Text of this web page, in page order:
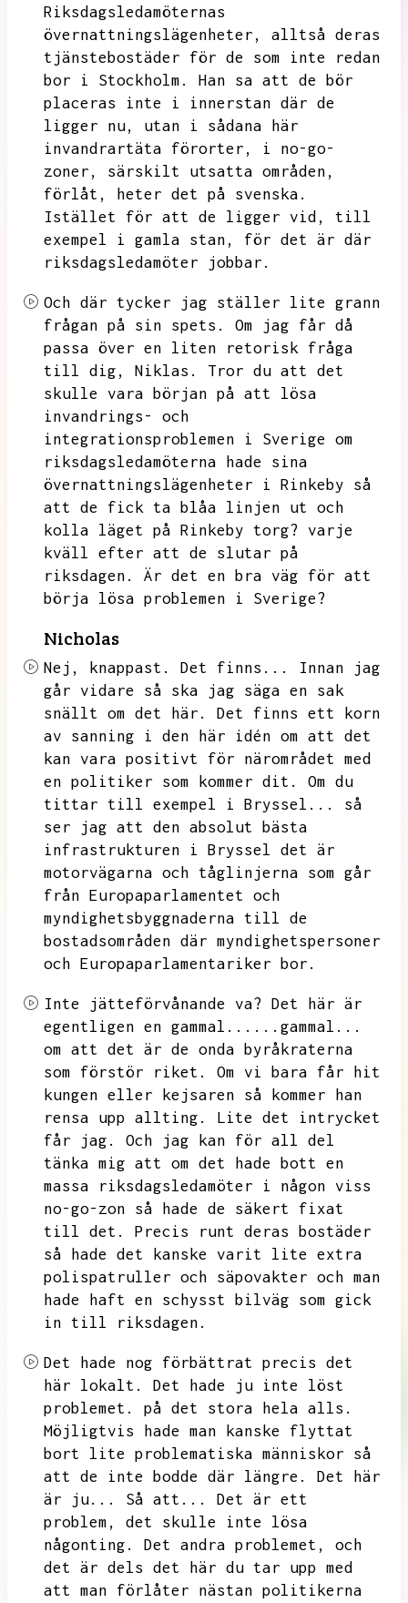
Riksdagsledamöternas
övernattningslägenheter,
alltså deras
tjänstebostäder för de som inte redan
bor i Stockholm.
Han sa att de bör
placeras inte i innerstan där de
ligger nu,
utan i sådana här
invandrartäta förorter,
i no-go-
zoner,
särskilt utsatta områden,
förlåt,
heter det på svenska.
Istället för att de ligger vid,
till
exempel i gamla stan,
för det är där
riksdagsledamöter jobbar.
Och där tycker jag ställer lite grann
frågan på sin spets.
Om jag får då
passa över en liten retorisk fråga
till dig,
Niklas.
Tror du att det
skulle vara början på att lösa
invandrings- och
integrationsproblemen i Sverige om
riksdagsledamöterna hade sina
övernattningslägenheter i Rinkeby så
att de fick ta blåa linjen ut och
kolla läget på Rinkeby torg?
varje
kväll efter att de slutar på
riksdagen.
Är det en bra väg för att
börja lösa problemen i Sverige?
Nicholas
Nej, knappast. Det finns...
Innan jag
går vidare så ska jag säga en sak
snällt om det här.
Det finns ett korn
av sanning i den här idén om att det
kan vara positivt för närområdet med
en politiker som kommer dit.
Om du
tittar till exempel i Bryssel...
så
ser jag att den absolut bästa
infrastrukturen i Bryssel det är
motorvägarna och tåglinjerna som går
från Europaparlamentet och
myndighetsbyggnaderna till de
bostadsområden där myndighetspersoner
och Europaparlamentariker bor.
Inte jätteförvånande va? Det här är
egentligen en gammal......gammal...
om att det är de onda byråkraterna
som förstör riket.
Om vi bara får hit
kungen eller kejsaren så kommer han
rensa upp allting.
Lite det intrycket
får jag.
Och jag kan för all del
tänka mig att om det hade bott en
massa riksdagsledamöter i någon viss
no-go-zon så hade de säkert fixat
till det.
Precis runt deras bostäder
så hade det kanske varit lite extra
polispatruller och säpovakter och man
hade haft en schysst bilväg som gick
in till riksdagen.
Det hade nog förbättrat precis det
här lokalt.
Det hade ju inte löst
problemet.
på det stora hela alls.
Möjligtvis hade man kanske flyttat
bort lite problematiska människor så
att de inte bodde där längre.
Det här
är ju...
Så att...
Det är ett
problem,
det skulle inte lösa
någonting.
Det andra problemet,
och
det är dels det här du tar upp med
att man förlåter nästan politikerna